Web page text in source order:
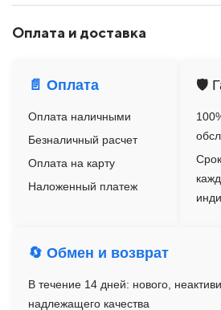
Оплата и доставка
📄 Оплата
Оплата наличными
Безналичный расчет
Оплата на карту
Наложенный платеж
🛡️
🔄 Обмен и возврат
В течение 14 дней: нового,
надлежащего качества